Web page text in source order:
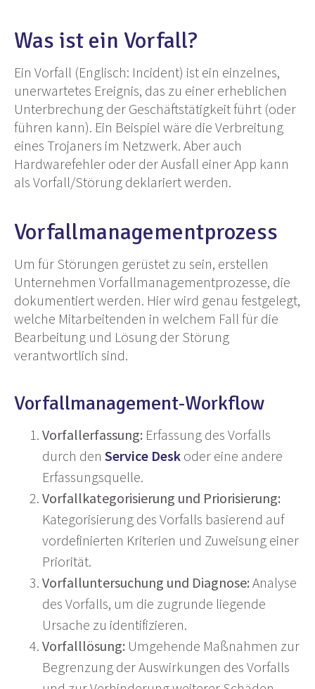
Was ist ein Vorfall?
Ein Vorfall (Englisch: Incident) ist ein einzelnes,
unerwartetes Ereignis, das zu einer erheblichen
Unterbrechung der Geschäftstätigkeit führt (oder
führen kann). Ein Beispiel wäre die Verbreitung
eines Trojaners im Netzwerk. Aber auch
Hardwarefehler oder der Ausfall einer App kann
als Vorfall/Störung deklariert werden.
Vorfallmanagementprozess
Um für Störungen gerüstet zu sein, erstellen
Unternehmen Vorfallmanagementprozesse, die
dokumentiert werden. Hier wird genau festgelegt,
welche Mitarbeitenden in welchem Fall für die
Bearbeitung und Lösung der Störung
verantwortlich sind.
Vorfallmanagement-Workflow
Vorfallerfassung: Erfassung des Vorfalls
durch den Service Desk oder eine andere
Erfassungsquelle.
Vorfallkategorisierung und Priorisierung:
Kategorisierung des Vorfalls basierend auf
vordefinierten Kriterien und Zuweisung einer
Priorität.
Vorfalluntersuchung und Diagnose: Analyse
des Vorfalls, um die zugrunde liegende
Ursache zu identifizieren.
Vorfalllösung: Umgehende Maßnahmen zur
Begrenzung der Auswirkungen des Vorfalls